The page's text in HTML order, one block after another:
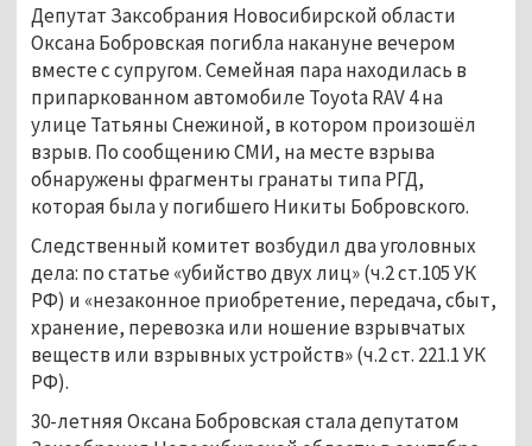
Депутат Заксобрания Новосибирской области
Оксана Бобровская погибла накануне вечером
вместе с супругом. Семейная пара находилась в
припаркованном автомобиле Toyota RAV 4 на
улице Татьяны Снежиной, в котором произошёл
взрыв. По сообщению СМИ, на месте взрыва
обнаружены фрагменты гранаты типа РГД,
которая была у погибшего Никиты Бобровского.
Следственный комитет возбудил два уголовных
дела: по статье «убийство двух лиц» (ч.2 ст.105 УК
РФ) и «незаконное приобретение, передача, сбыт,
хранение, перевозка или ношение взрывчатых
веществ или взрывных устройств» (ч.2 ст. 221.1 УК
РФ).
30-летняя Оксана Бобровская стала депутатом